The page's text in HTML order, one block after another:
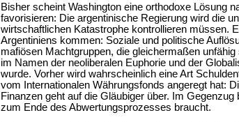
Bisher scheint Washington eine orthodoxe Lösung
favorisieren: Die argentinische Regierung wird die
wirtschaftlichen Katastrophe kontrollieren müssen.
Argentiniens kommen: Soziale und politische
mafiösen Machtgruppen, die gleichermaßen
im Namen der neoliberalen Euphorie und der
wurde. Vorher wird wahrscheinlich eine Art
vom Internationalen Währungsfonds angeregt hat:
Finanzen geht auf die Gläubiger über. Im
zum Ende des Abwertungsprozesses braucht.